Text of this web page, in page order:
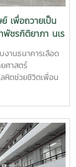
เพื่อถวายเป็น
พัชรกิติยาภา นเร
ร มหาวัชรราช
นธนาคารเลือด
ศาสตร์
หิตช่วยชีวิตเพื่อน
าริณีสิริพัชร มหา
สุขนักศึกษาที่เข้า
ครั้งละ 8 ชั่วโมง-
หิต จำนวน 95 คน
คน ( 28,350 CC.)